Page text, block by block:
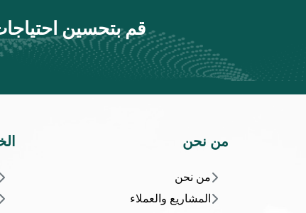
قم بتحسين
من نحن
من نحن
المشاريع والعملاء